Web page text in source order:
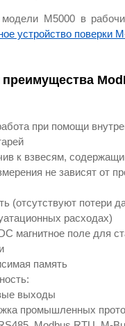
модели M5000 в
устройство поверки
при помощи
к взвесям,
не зависят от
(отсутствуют потери
расходах)
магнитное поле для
память
выходы
промышленных